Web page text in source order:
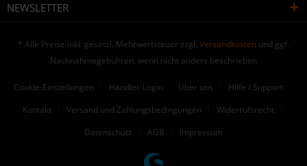
NEWSLETTER
* Alle Preise inkl. gesetzl. Mehrwertsteuer zzgl. Versandkosten und ggf.
Nachnahmegebühren, wenn nicht anders beschrieben
Cookie-Einstellungen Händler-Login Über uns
Hilfe / Support
Kontakt
Versand und Zahlungsbedingungen
Widerrufsrecht
Datenschutz
AGB Impressum